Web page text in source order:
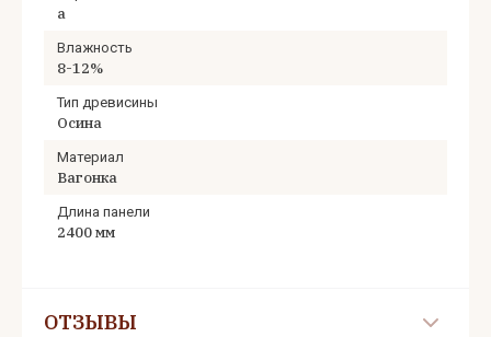
а
Влажность
8-12%
Тип древисины
Осина
Материал
Вагонка
Длина панели
2400 мм
ОТЗЫВЫ